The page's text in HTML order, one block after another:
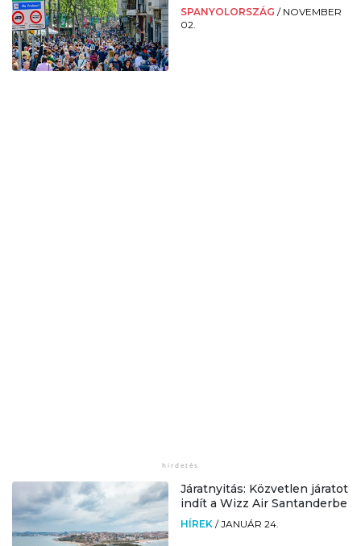
SPANYOLORSZÁG / NOVEMBER
02.
Járatnyitás: Közvetlen járatot
indít a Wizz Air Santanderbe
HÍREK /JANUÁR 24.